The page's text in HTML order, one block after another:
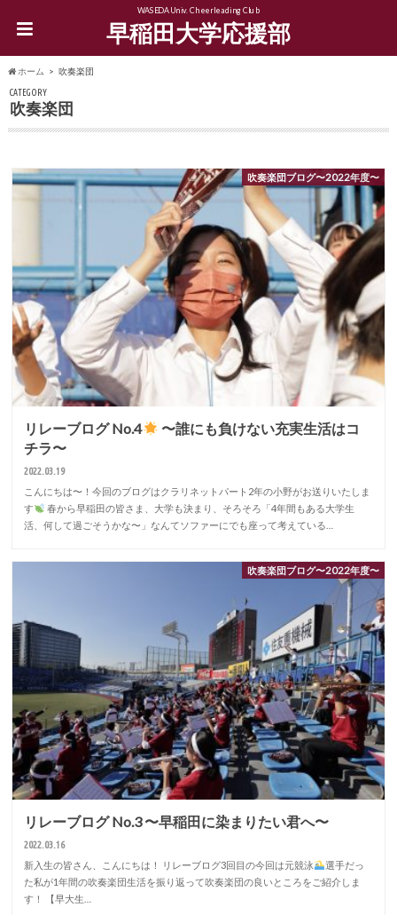
WASEDA Univ. Cheerleading Club
早稲田大学応援部
ホーム 吹奏楽団
CATEGORY
吹奏楽団
吹奏楽団ブログ〜2022年度〜
リレーブログ No.4
〜誰にも負けない充実生活はコ
チラ〜
2022.03.19
こんにちは〜！今回のブログはクラリネットパート2年の小野がお送りいたしま
す
春から早稲田の皆さま、大学も決まり、そろそろ「4年間もある大学生
活、何して過ごそうかな〜」なんてソファーにでも座って考えている…
吹奏楽団ブログ〜2022年度〜
リレーブログ No.3 〜早稲田に染まりたい君へ〜
2022.03.16
新入生の皆さん、こんにちは！ リレーブログ3回目の今回は元競泳
選手だっ
た私が1年間の吹奏楽団生活を振り返って吹奏楽団の良いところをご紹介しま
す！ 【早大生…